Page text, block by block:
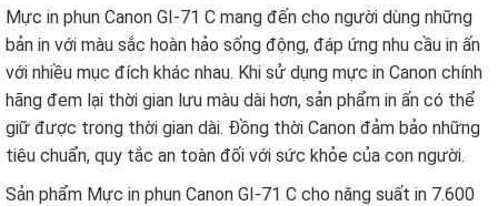
Mực in phun Canon GI-71 C mang đến cho người dùng những
bản in với màu sắc hoàn hảo sống động, đáp ứng nhu cầu in ấn
với nhiều mục đích khác nhau. Khi sử dụng mực in Canon chính
hãng đem lại thời gian lưu màu dài hơn, sản phẩm in ấn có thể
giữ được trong thời gian dài. Đồng thời Canon đảm bảo những
tiêu chuẩn, quy tắc an toàn đối với sức khỏe của con người.
Sản phẩm Mực in phun Canon GI-71 C cho năng suất in 7.600